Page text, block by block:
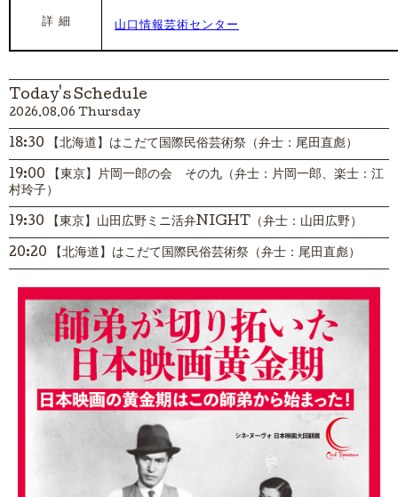
詳 細 山口情報芸術センター
Today's Schedule
2026.08.06 Thursday
18:30 【北海道】はこだて国際民俗芸術祭（弁士：尾田直彪）
19:00 【東京】片岡一郎の会 その九（弁士：片岡一郎、楽士：江
村玲子）
19:30 【東京】山田広野ミニ活弁NIGHT（弁士：山田広野）
20:20 【北海道】はこだて国際民俗芸術祭（弁士：尾田直彪）